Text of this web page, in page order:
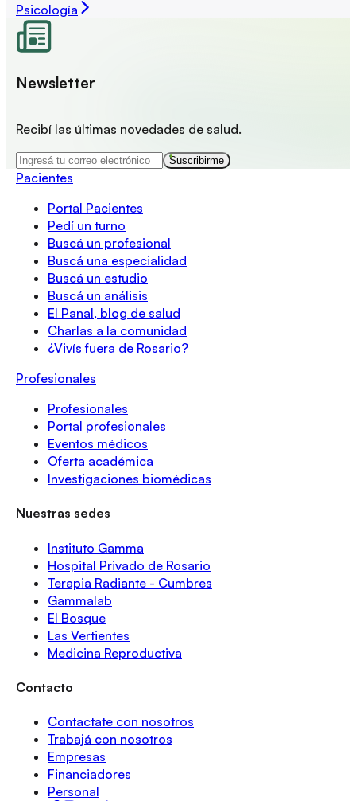
Psicología
Newsletter
Recibí las últimas novedades de salud.
Suscribirme
Pacientes
Portal Pacientes
Pedí un turno
Buscá un profesional
Buscá una especialidad
Buscá un estudio
Buscá un análisis
El Panal, blog de salud
Charlas a la comunidad
¿Vivís fuera de Rosario?
Profesionales
Profesionales
Portal profesionales
Eventos médicos
Oferta académica
Investigaciones biomédicas
Nuestras sedes
Instituto Gamma
Hospital Privado de Rosario
Terapia Radiante - Cumbres
Gammalab
El Bosque
Las Vertientes
Medicina Reproductiva
Contacto
Contactate con nosotros
Trabajá con nosotros
Empresas
Financiadores
Personal